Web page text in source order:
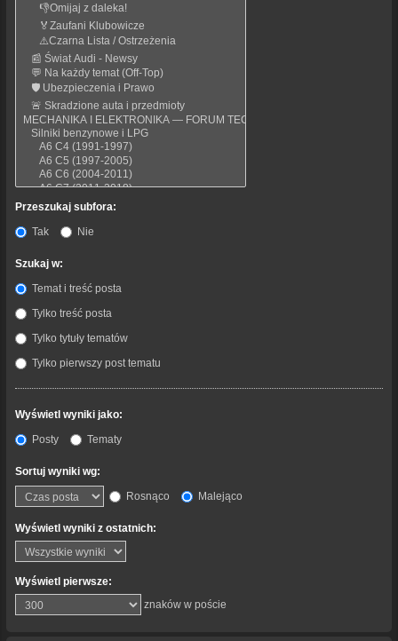
Przeszukaj subfora:
Tak
Nie
Szukaj w:
Temat i treść posta
Tylko treść posta
Tylko tytuły tematów
Tylko pierwszy post tematu
Wyświetl wyniki jako:
Posty
Tematy
Sortuj wyniki wg:
Rosnąco
Malejąco
Wyświetl wyniki z ostatnich:
Wyświetl pierwsze:
znaków w poście